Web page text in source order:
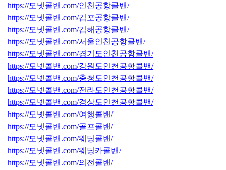
https://모넷콜밴.com/인천공항콜밴/
https://모넷콜밴.com/김포공항콜밴/
https://모넷콜밴.com/김해공항콜밴/
https://모넷콜밴.com/서울인천공항콜밴/
https://모넷콜밴.com/경기도인천공항콜밴/
https://모넷콜밴.com/강원도인천공항콜밴/
https://모넷콜밴.com/충청도인천공항콜밴/
https://모넷콜밴.com/전라도인천공항콜밴/
https://모넷콜밴.com/경상도인천공항콜밴/
https://모넷콜밴.com/여행콜밴/
https://모넷콜밴.com/골프콜밴/
https://모넷콜밴.com/웨딩콜밴/
https://모넷콜밴.com/웨딩카콜밴/
https://모넷콜밴.com/의전콜밴/